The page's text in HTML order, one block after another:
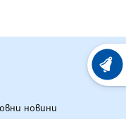
АГЕНЦИЯ
новини